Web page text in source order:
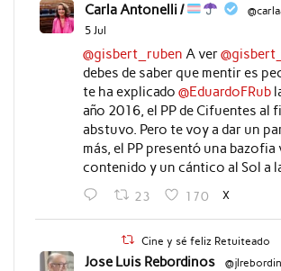
Carla Antonelli /
5 Jul
@gisbert_ruben A ver
debes de saber que mentir es
te ha explicado @EduardoFRub
año 2016, el PP de Cifuentes al
abstuvo. Pero te voy a dar un
más, el PP presentó una bazofia
contenido y un cántico al Sol a
23 170 X
Cine y sé feliz Retuiteado
Jose Luis Rebordinos